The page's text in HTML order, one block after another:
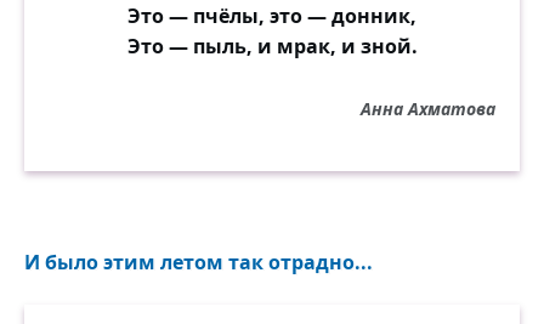
Это — пчёлы, это — донник,
Это — пыль, и мрак, и зной.
Анна Ахматова
И было этим летом так отрадно...